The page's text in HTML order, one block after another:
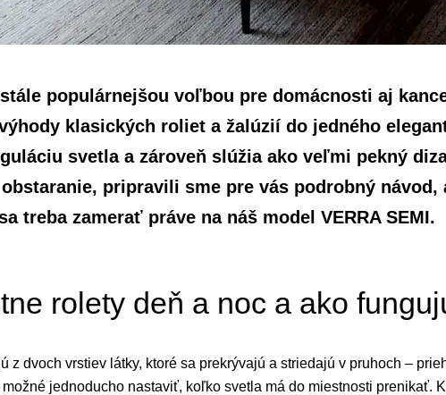
populárnejšou voľbou pre domácnosti aj
klasických roliet a žalúzií do jedného
svetla a zároveň slúžia ako veľmi pekný
pripravili sme pre vás podrobný
treba zamerať práve na náš model VERRA SEMI.
rolety deň a noc a ako
z dvoch vrstiev látky, ktoré sa prekrývajú a striedajú v pruhoch –
jednoducho nastaviť, koľko svetla má do miestnosti prenikať.